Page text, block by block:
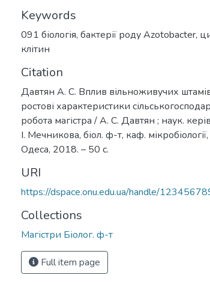
Keywords
091 біологія, бактерії роду Azotobacter,
клітин
Citation
Давтян А. С. Вплив вільноживучих
ростові характеристики
робота магістра / А. С. Давтян ; наук.
І. Мечникова, біол. ф-т, каф. мікробіології,
Одеса, 2018. – 50 с.
URI
https://dspace.onu.edu.ua/handle/
Collections
Магістри Біолог. ф-т
Full item page